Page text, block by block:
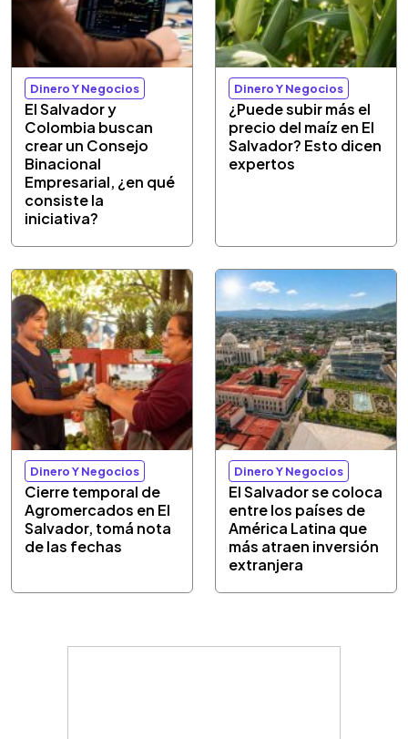
Dinero Y Negocios
El Salvador y
Colombia buscan
crear un Consejo
Binacional
Empresarial, ¿en qué
consiste la
iniciativa?
Dinero Y Negocios
¿Puede subir más el
precio del maíz en El
Salvador? Esto dicen
expertos
Dinero Y Negocios
Cierre temporal de
Agromercados en El
Salvador, tomá nota
de las fechas
Dinero Y Negocios
El Salvador se coloca
entre los países de
América Latina que
más atraen inversión
extranjera